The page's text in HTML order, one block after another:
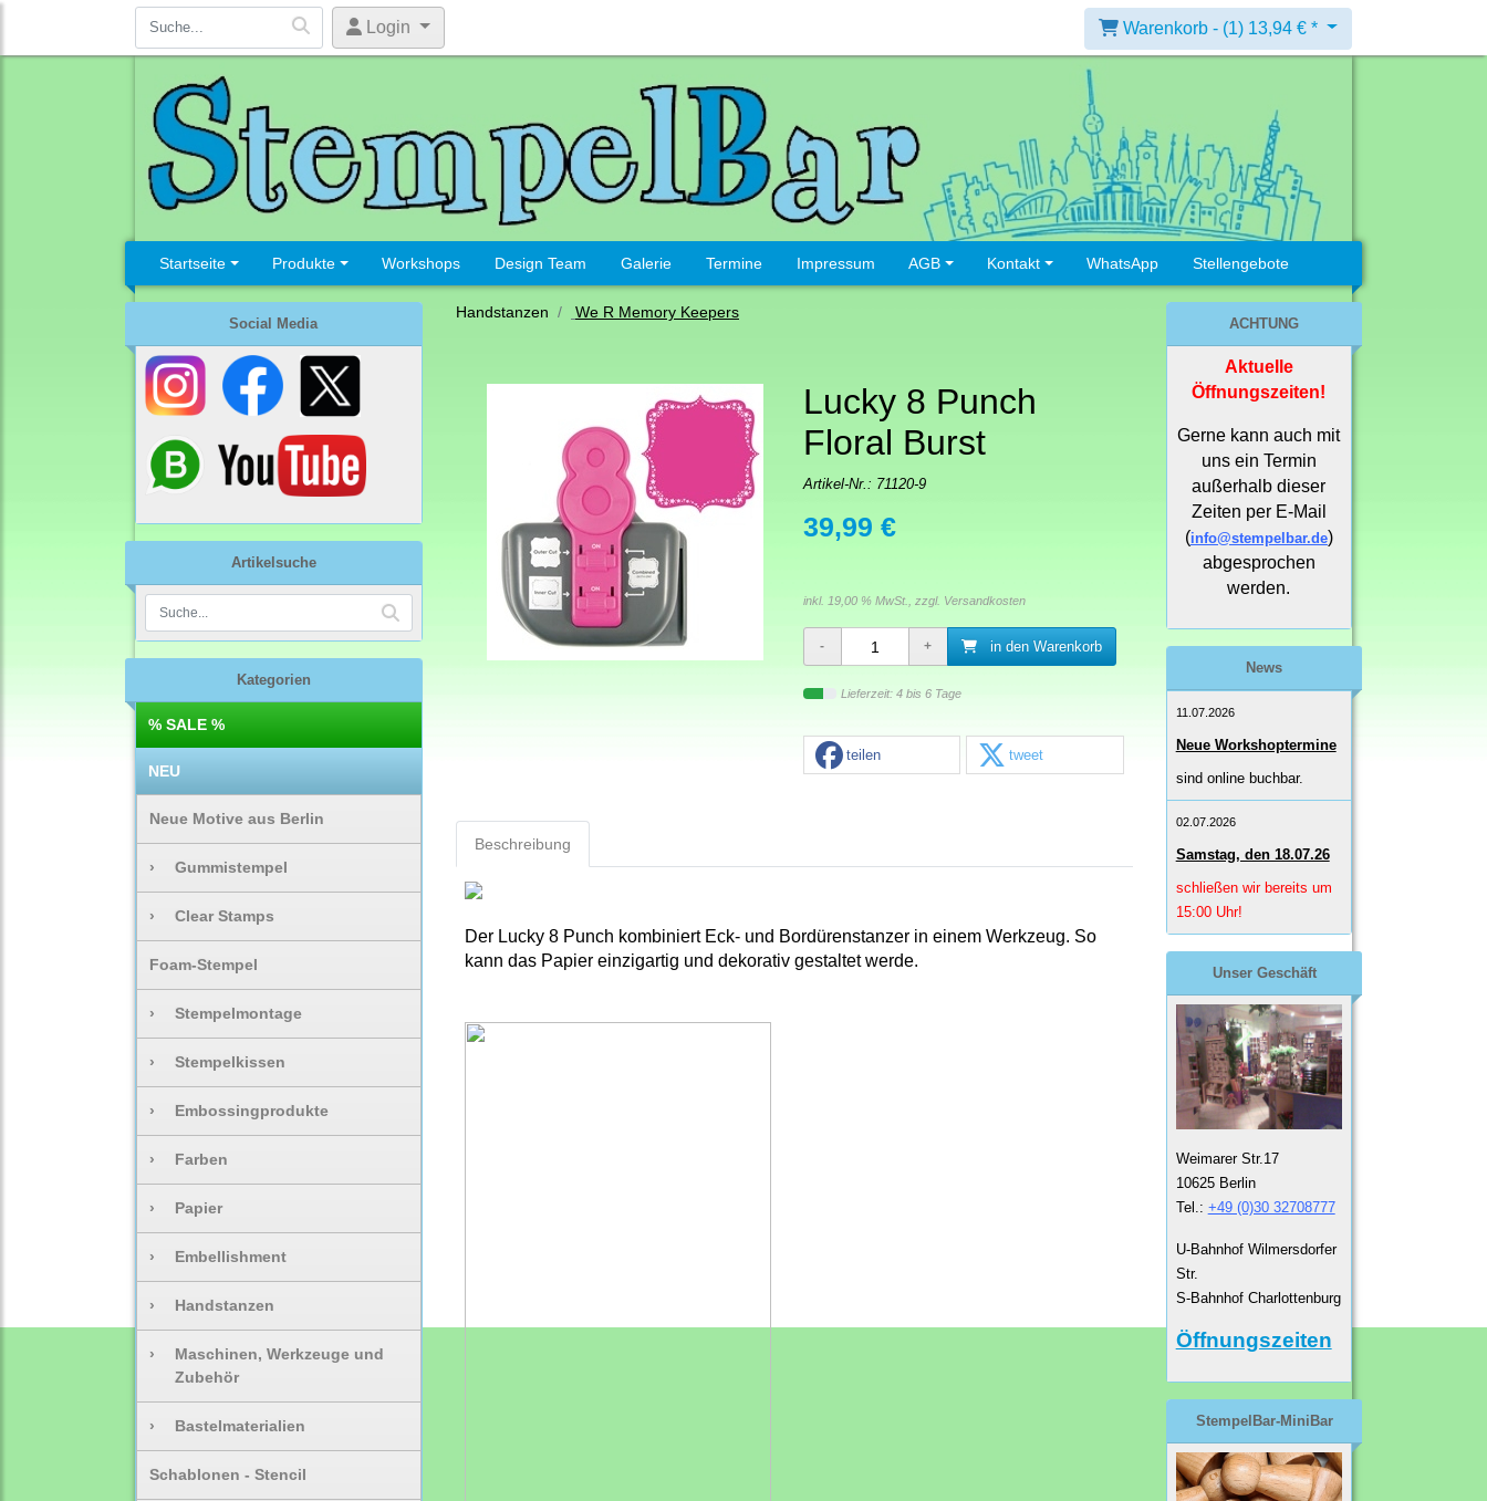
Login Warenkorb - (1) 13,94 € *
Startseite Produkte Workshops Design Team Galerie Termine Impressum AGB Kontakt WhatsApp Stellengebote
Social Media
Artikelsuche
Kategorien
% SALE %
NEU
Neue Motive aus Berlin
› Gummistempel
› Clear Stamps
Foam-Stempel
› Stempelmontage
› Stempelkissen
› Embossingprodukte
› Farben
› Papier
› Embellishment
› Handstanzen
›
Maschinen, Werkzeuge und
Zubehör
› Bastelmaterialien
Schablonen - Stencil
Handstanzen We R Memory Keepers
Lucky 8 Punch
Floral Burst
Artikel-Nr.: 71120-9
39,99 €
inkl. 19,00 % MwSt., zzgl. Versandkosten
in den Warenkorb
Lieferzeit: 4 bis 6 Tage
teilen tweet
Beschreibung
Der Lucky 8 Punch kombiniert Eck- und Bordürenstanzer in einem Werkzeug. So
kann das Papier einzigartig und dekorativ gestaltet werde.
ACHTUNG
Aktuelle
Öffnungszeiten!
Gerne kann auch mit
uns ein Termin
außerhalb dieser
Zeiten per E-Mail
(info@stempelbar.de)
abgesprochen
werden.
News
11.07.2026
Neue Workshoptermine
sind online buchbar.
02.07.2026
Samstag, den 18.07.26
schließen wir bereits um
15:00 Uhr!
Unser Geschäft
Weimarer Str.17
10625 Berlin
Tel.: +49 (0)30 32708777
U-Bahnhof Wilmersdorfer
Str.
S-Bahnhof Charlottenburg
Öffnungszeiten
StempelBar-MiniBar